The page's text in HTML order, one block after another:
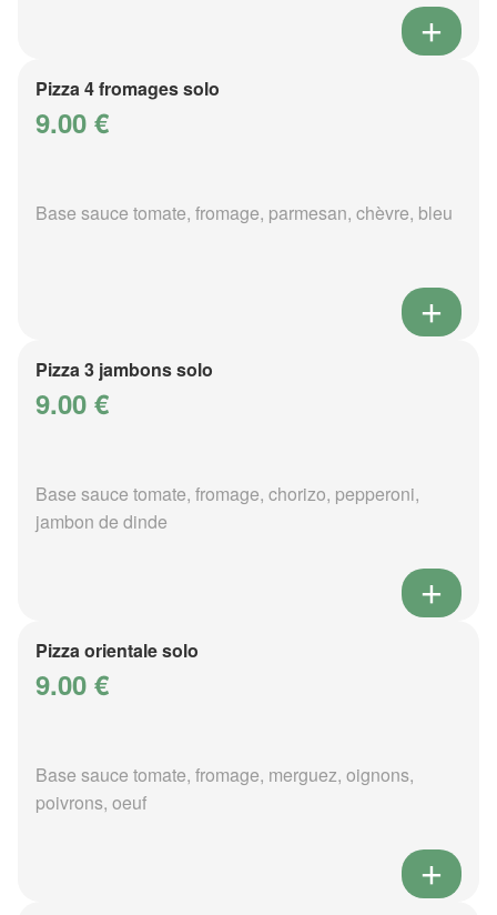
Pizza 4 fromages solo
9.00 €
Base sauce tomate, fromage, parmesan, chèvre, bleu
Pizza 3 jambons solo
9.00 €
Base sauce tomate, fromage, chorizo, pepperoni,
jambon de dinde
Pizza orientale solo
9.00 €
Base sauce tomate, fromage, merguez, oignons,
poivrons, oeuf